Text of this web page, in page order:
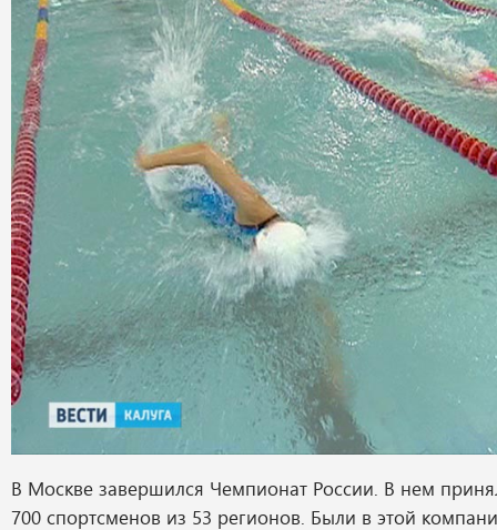
В Москве завершился Чемпионат России. В нем
700 спортсменов из 53 регионов. Были в этой